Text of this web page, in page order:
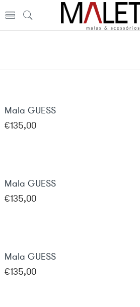
Mala GUESS
€135,00
Mala GUESS
€135,00
Mala GUESS
€135,00